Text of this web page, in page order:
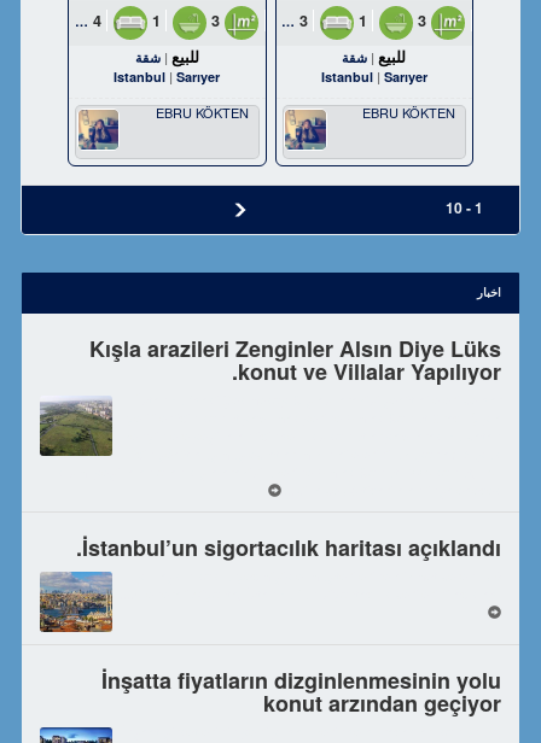
214m²
3 1
3
للبيع
شقة
Istanbul
Sarıyer
EBRU KÖKTEN
170m²
4 1
3
للبيع
شقة
Istanbul
Sarıyer
EBRU KÖKTEN
1 - 10
اخبار
Kışla arazileri Zenginler Alsın Diye Lüks
konut ve Villalar Yapılıyor.
İstanbul’un sigortacılık haritası açıklandı.
İnşatta fiyatların dizginlenmesinin yolu
konut arzından geçiyor